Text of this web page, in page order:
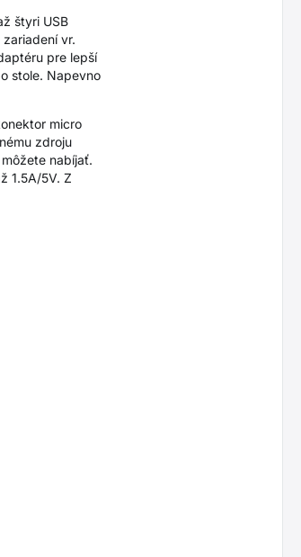
štyri USB
vr.
pre lepší
stole. Napevno
micro
zdroju
nabíjať.
1.5A/5V. Z